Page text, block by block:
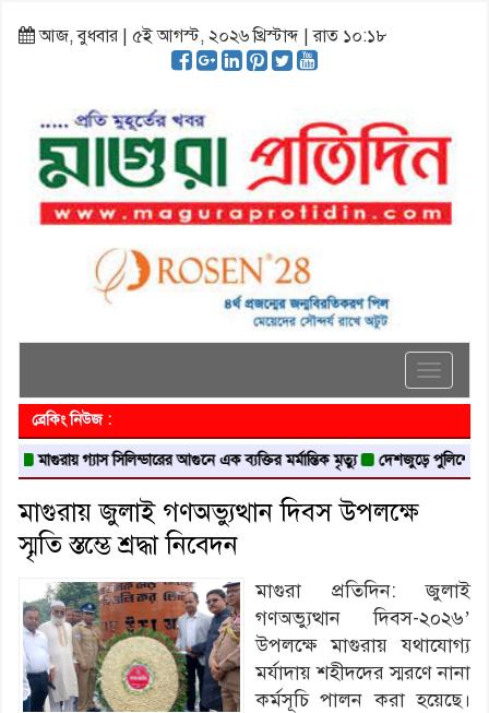
আজ, বুধবার | ৫ই আগস্ট, ২০২৬ খ্রিস্টাব্দ | রাত ১০:১৮
Toggle
ব্রেকিং নিউজ :
সিলিন্ডারের আগুনে এক ব্যক্তির মর্মান্তিক মৃত্যু দেশজুড়ে পুলিশের রেড এলার্ট
মাগুরায় জুলাই গণঅভ্যুত্থান দিবস উপলক্ষে
স্মৃতি স্তম্ভে শ্রদ্ধা নিবেদন
মাগুরা প্রতিদিন: জুলাই
গণঅভ্যুত্থান দিবস-২০২৬’
উপলক্ষে মাগুরায় যথাযোগ্য
মর্যাদায় শহীদদের স্মরণে নানা
কর্মসূচি পালন করা হয়েছে।